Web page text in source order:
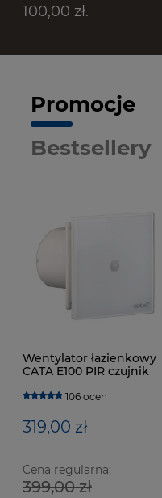
100,00 zł.
Promocje
Bestsellery
Wentylator łazienkowy
CATA E100 PIR czujnik
106 ocen
319,00 zł
Cena regularna:
399,00 zł